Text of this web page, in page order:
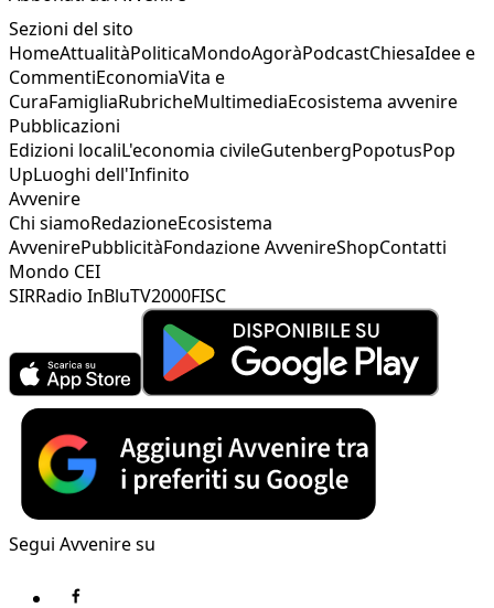
Sezioni del sito
HomeAttualitàPoliticaMondoAgoràPodcastChiesaIdee e
CommentiEconomiaVita e
CuraFamigliaRubricheMultimediaEcosistema avvenire
Pubblicazioni
Edizioni localiL'economia civileGutenbergPopotusPop
UpLuoghi dell'Infinito
Avvenire
Chi siamoRedazioneEcosistema
AvvenirePubblicitàFondazione AvvenireShopContatti
Mondo CEI
SIRRadio InBluTV2000FISC
Segui Avvenire su